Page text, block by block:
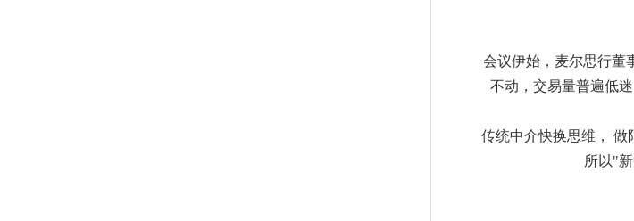
会议伊始，麦尔思行董
不动，交易量普遍低
传统中介快换思维，
做
所以"